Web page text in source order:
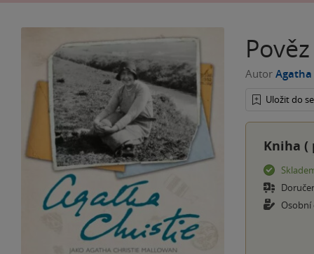
Autor
Uložit do
Kniha (